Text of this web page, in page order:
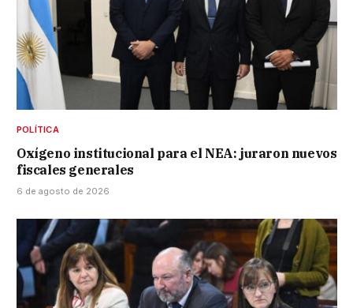
POLÍTICA
Oxígeno institucional para el NEA: juraron nuevos
fiscales generales
6 de agosto de 2026